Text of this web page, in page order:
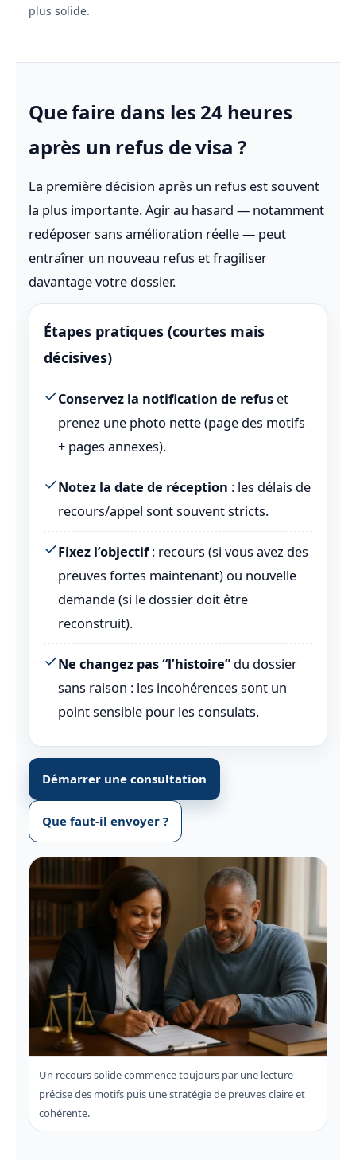
plus solide.
Que faire dans les 24 heures
après un refus de visa ?
La première décision après un refus est souvent
la plus importante. Agir au hasard — notamment
redéposer sans amélioration réelle — peut
entraîner un nouveau refus et fragiliser
davantage votre dossier.
Étapes pratiques (courtes mais
décisives)
Conservez la notification de refus et
prenez une photo nette (page des motifs
+ pages annexes).
Notez la date de réception : les délais de
recours/appel sont souvent stricts.
Fixez l’objectif: recours (si vous avez des
preuves fortes maintenant) ou nouvelle
demande (si le dossier doit être
reconstruit).
Ne changez pas “l’histoire” du dossier
sans raison : les incohérences sont un
point sensible pour les consulats.
Démarrer une consultation
Que faut-il envoyer ?
Un recours solide commence toujours par une lecture
précise des motifs puis une stratégie de preuves claire et
cohérente.